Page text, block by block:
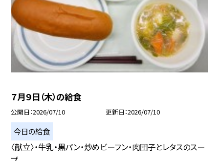
７月９日（木）の給食
公開日 2026/07/10 更新日 2026/07/10
今日の給食
〈献立〉・牛乳・黒パン・炒めビーフン・肉団子とレタスのスー